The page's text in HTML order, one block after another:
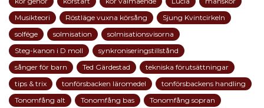
Musikteori
Röstläge vuxna körsång
Sjung Kvintcirkeln
solfége
solmisation
solmisationsvisorna
Steg-kanon i D moll
synkroniseringstillstånd
sånger för barn
Ted Gärdestad
tekniska förutsättningar
tips & trix
tonförsbacken läromedel
tonförsbackens handling
Tonomfång alt
Tonomfång bas Tonomfång sopran